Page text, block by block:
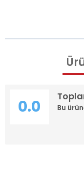
Bu
0.0